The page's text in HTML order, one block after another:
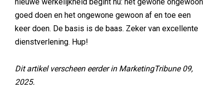
goed doen en het ongewone gewoon af en toe een
keer doen. De basis is de baas. Zeker van excellente
dienstverlening. Hup!
Dit artikel verscheen eerder in MarketingTribune 09,
2025.